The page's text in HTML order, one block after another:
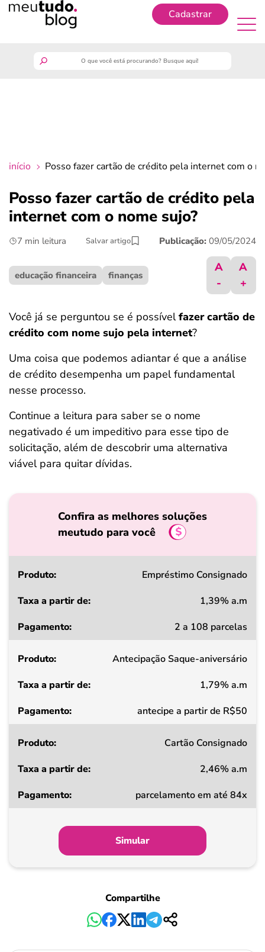
Cadastrar
crédito fácil
últimas notícias
ferramentas
início Posso fazer cartão de crédito pela internet com o
Posso fazer cartão de crédito pela
internet com o nome sujo?
7 min leitura Salvar artigo Publicação: 09/05/2024
educação financeira finanças
A
-
A
+
Você já se perguntou se é possívelfazer cartão de
crédito com nome sujo pela internet?
Uma coisa que podemos adiantar é que a análise
de crédito desempenha um papel fundamental
nesse processo.
Continue a leitura para saber se o nome
negativado é um impeditivo para esse tipo de
solicitação, além de descobrir uma alternativa
viável para quitar dívidas.
Confira as melhores soluções
meutudo para você
Produto
a
de
Pagamento
Empréstimo Consignado
1,39% a.m
2 a 108 parcelas
Antecipação Saque-aniversário
1,79% a.m
antecipe a partir de R$50
Cartão Consignado
2,46% a.m
parcelamento em até 84x
Simular
Compartilhe